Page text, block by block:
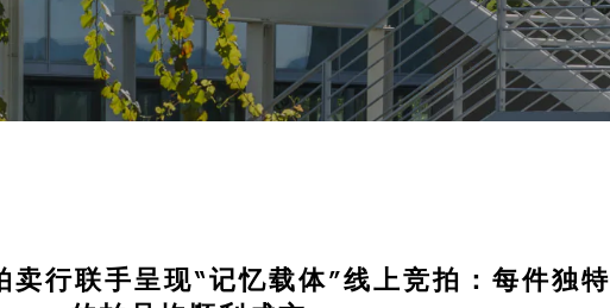
卖行联手呈现“记忆载体”线上竞拍：每件独特